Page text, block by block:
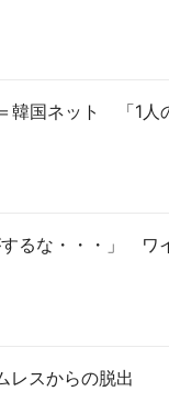
韓国ネット 「1人
るな・・・」 ワ
レスからの脱出